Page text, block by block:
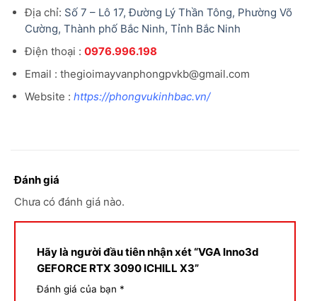
Địa chỉ: Số 7 – Lô 17, Đường Lý Thần Tông, Phường Võ
Cường, Thành phố Bắc Ninh, Tỉnh Bắc Ninh
Điện thoại : 0976.996.198
Email : thegioimayvanphongpvkb@gmail.com
Website : https://phongvukinhbac.vn/
Đánh giá
Chưa có đánh giá nào.
Hãy là người đầu tiên nhận xét “VGA Inno3d
GEFORCE RTX 3090 ICHILL X3”
Đánh giá của bạn *